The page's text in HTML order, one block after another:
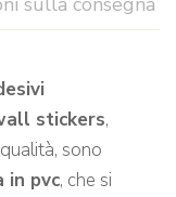
stickers,
sono
in pvc, che si